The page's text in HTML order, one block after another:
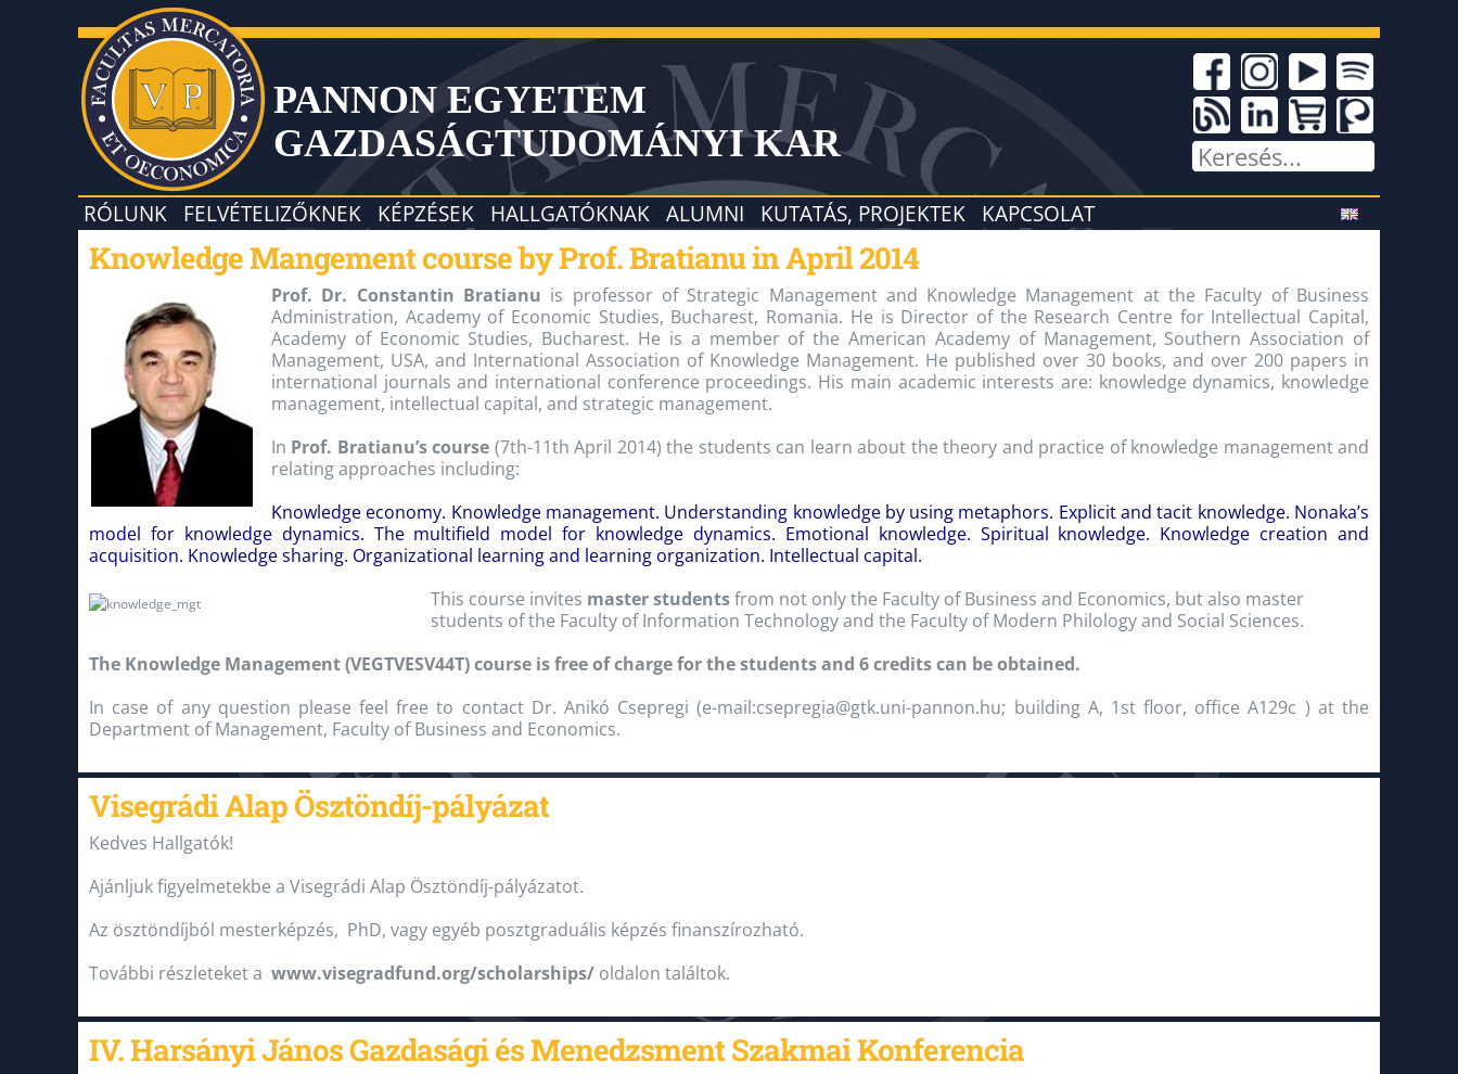
PANNON EGYETEM
GAZDASÁGTUDOMÁNYI KAR
RÓLUNK FELVÉTELIZŐKNEK KÉPZÉSEK HALLGATÓKNAK ALUMNI KUTATÁS, PROJEKTEK KAPCSOLAT
Knowledge Mangement course by Prof. Bratianu in April 2014
Prof. Dr. Constantin Bratianu is professor of Strategic Management and Knowledge Management at the Faculty of Business
Administration, Academy of Economic Studies, Bucharest, Romania. He is Director of the Research Centre for Intellectual Capital,
Academy of Economic Studies, Bucharest. He is a member of the American Academy of Management, Southern Association of
Management, USA, and International Association of Knowledge Management. He published over 30 books, and over 200 papers in
international journals and international conference proceedings. His main academic interests are: knowledge dynamics, knowledge
management, intellectual capital, and strategic management.
In Prof. Bratianu’s course (7th-11th April 2014) the students can learn about the theory and practice of knowledge management and
relating approaches including:
Knowledge economy. Knowledge management. Understanding knowledge by using metaphors. Explicit and tacit knowledge. Nonaka’s
model for knowledge dynamics. The multifield model for knowledge dynamics. Emotional knowledge. Spiritual knowledge. Knowledge creation and
acquisition. Knowledge sharing. Organizational learning and learning organization. Intellectual capital.
This course invites master studentsfrom not only the Faculty of Business and Economics, but also master
students of the Faculty of Information Technology and the Faculty of Modern Philology and Social Sciences.
The Knowledge Management (VEGTVESV44T) course is free of charge for the students and 6 credits can be obtained.
In case of any question please feel free to contact Dr. Anikó Csepregi (e-mail:csepregia@gtk.uni-pannon.hu; building A, 1st floor, office A129c ) at the
Department of Management, Faculty of Business and Economics.
Visegrádi Alap Ösztöndíj-pályázat
Kedves Hallgatók!
Ajánljuk figyelmetekbe a Visegrádi Alap Ösztöndíj-pályázatot.
Az ösztöndíjból mesterképzés, PhD, vagy egyéb posztgraduális képzés finanszírozható.
További részleteket a www.visegradfund.org/scholarships/ oldalon találtok.
IV. Harsányi János Gazdasági és Menedzsment Szakmai Konferencia